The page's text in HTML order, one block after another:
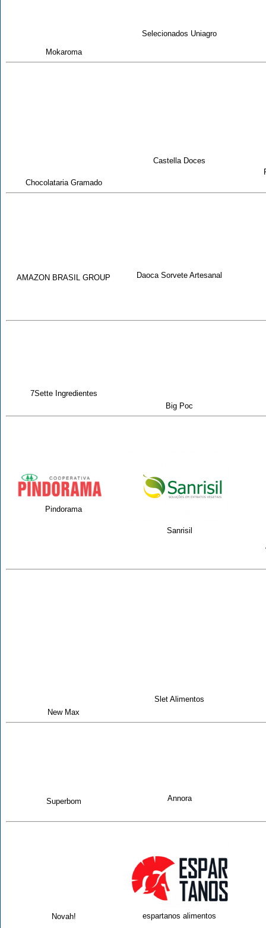
Mokaroma
Selecionados Uniagro
Chocolataria Gramado
Castella Doces
AMAZON BRASIL GROUP Daoca Sorvete Artesanal
7Sette Ingredientes
Big Poc
Pindorama
Sanrisil
New Max
Slet Alimentos
Superbom Annora
Novah! espartanos alimentos